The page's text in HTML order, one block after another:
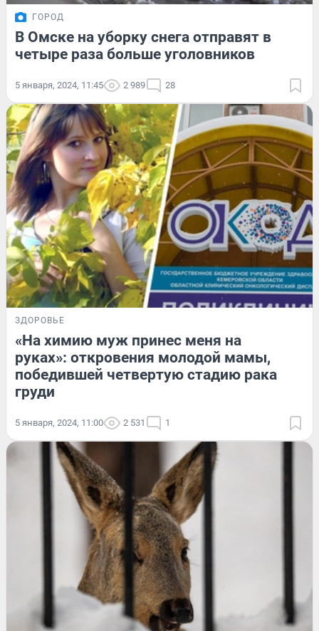
ГОРОД
В Омске на уборку снега отправят в
четыре раза больше уголовников
5 января, 2024, 11:45 2 989 28
ЗДОРОВЬЕ
«На химию муж принес меня на
руках»: откровения молодой мамы,
победившей четвертую стадию рака
груди
5 января, 2024, 11:00 2 531 1